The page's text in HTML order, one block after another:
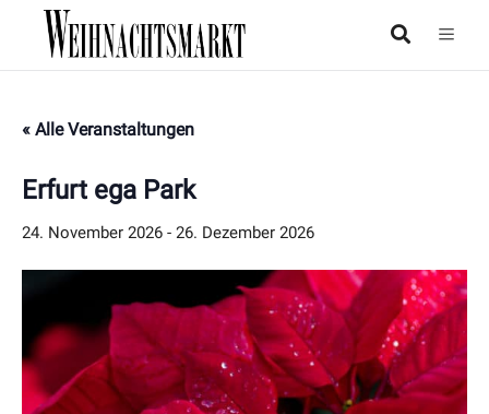
« Alle Veranstaltungen
Erfurt ega Park
24. November 2026 - 26. Dezember 2026